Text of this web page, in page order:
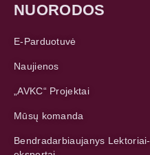
NUORODOS
E-Parduotuvė
Naujienos
„AVKC“ Projektai
Mūsų komanda
Bendradarbiaujanys Lektoriai-